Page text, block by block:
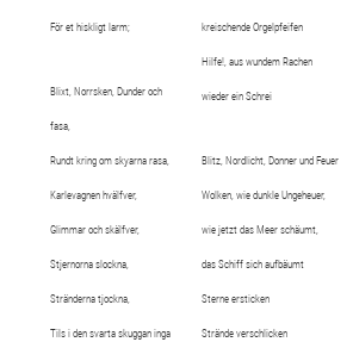
För et hiskligt larm;
Blixt, Norrsken, Dunder och
fasa,
Rundt kring om skyarna rasa,
Karlevagnen hvälfver,
Glimmar och skälfver,
Stjernorna slockna,
Stränderna tjockna,
Tils i den svarta skuggan inga
kreischende Orgelpfeifen
Hilfe!, aus wundem Rachen
wieder ein Schrei
Blitz, Nordlicht, Donner und Feuer
Wolken, wie dunkle Ungeheuer,
wie jetzt das Meer schäumt,
das Schiff sich aufbäumt
Sterne ersticken
Strände verschlicken